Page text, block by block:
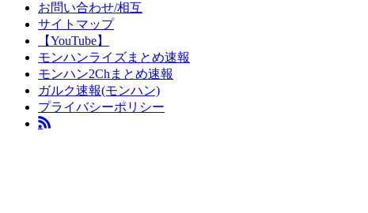
お問い合わせ/相互
サイトマップ
【YouTube】
モンハンライズまとめ速報
モンハン2Chまとめ速報
ガルク速報(モンハン)
プライバシーポリシー